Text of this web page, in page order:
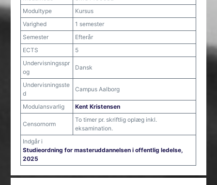
Modultype
Kursus
Varighed
1 semester
Semester
Efterår
ECTS
5
Undervisningsspr
og
Dansk
Undervisningsste
d
Campus Aalborg
Modulansvarlig Kent Kristensen
Censornorm
To timer pr. skriftlig oplæg inkl.
eksamination.
Indgår i
Studieordning for masteruddannelsen i offentlig ledelse,
2025